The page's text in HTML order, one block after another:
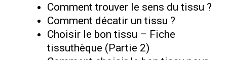
Comment trouver le sens du tissu ?
Comment décatir un tissu ?
Choisir le bon tissu – Fiche
tissuthèque (Partie 2)